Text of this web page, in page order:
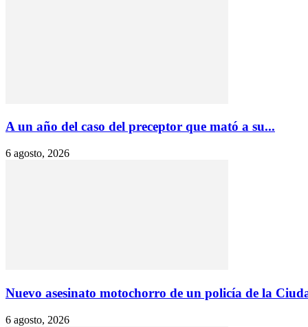
A un año del caso del preceptor que mató a su...
6 agosto, 2026
Nuevo asesinato motochorro de un policía de la
6 agosto, 2026